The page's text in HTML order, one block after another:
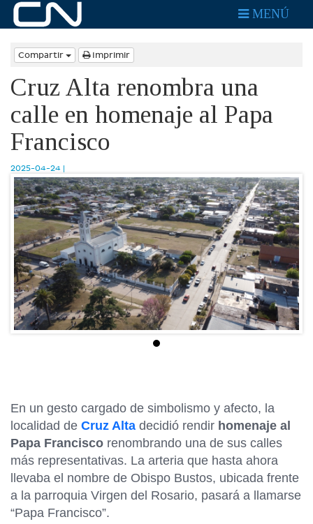
MENÚ
Compartir Imprimir
Cruz Alta renombra una
calle en homenaje al Papa
Francisco
2025-04-24 |
En un gesto cargado de simbolismo y afecto, la
localidad de Cruz Alta decidió rendir homenaje al
Papa Francisco renombrando una de sus calles
más representativas. La arteria que hasta ahora
llevaba el nombre de Obispo Bustos, ubicada frente
a la parroquia Virgen del Rosario, pasará a llamarse
“Papa Francisco”.